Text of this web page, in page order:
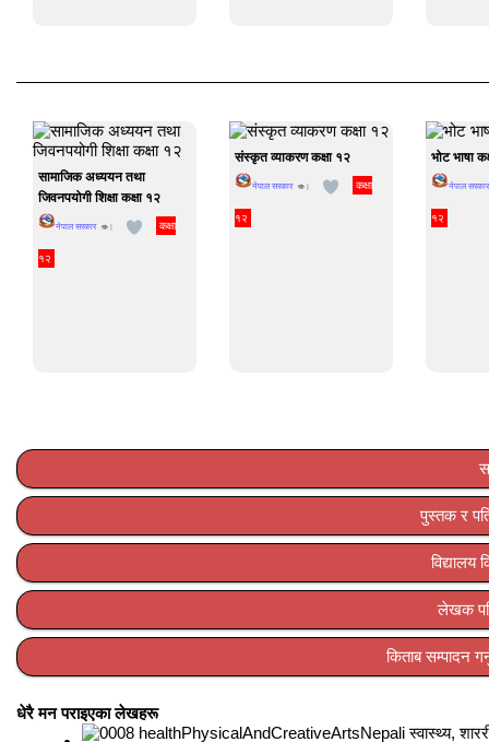
सामाजिक अध्ययन तथा
जिवनपयोगी शिक्षा कक्षा १२
नेपाल सरकार 👁 | कक्षा
१२
संस्कृत व्याकरण कक्षा १२
नेपाल सरकार 👁 | कक्षा
१२
भोट भाषा
नेपाल सरकार
१२
पुस्तक र
विद्यालय
लेखक
किताब सम्पादन
धेरै मन पराइएका लेखहरू